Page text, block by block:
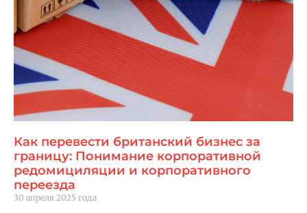
Как перевести британский бизнес за
границу: Понимание корпоративной
редомициляции и корпоративного
переезда
30 апреля 2025 года